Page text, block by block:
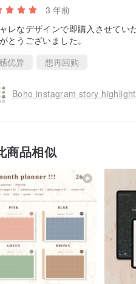
3 年前
レなデザインで即購入させてい
とうございました。
优异
想再回购
Boho instagram story
商品相似